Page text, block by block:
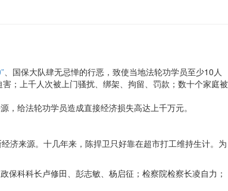
、国保大队肆无忌惮的行恶，致使当地法轮功学员至少10人
；上千人次被上门骚扰、绑架、拘留、罚款；数十个家庭被
给法轮功学员造成直接经济损失高达上千万元。
济来源。十几年来，陈捍卫只好靠在超市打工维持生计。为
科科长卢修田、彭志敏、杨启征；检察院检察长凌自力；